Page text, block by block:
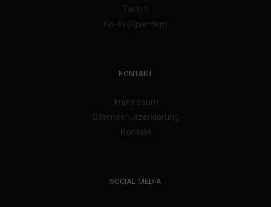
Twitch
Ko-Fi (Spenden)
KONTAKT
Impressum
Datenschutzerklärung
Kontakt
SOCIAL MEDIA